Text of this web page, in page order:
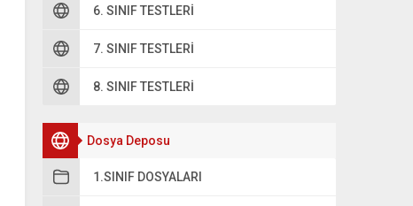
6. SINIF TESTLERI
7. SINIF TESTLERI
8. SINIF TESTLERI
Dosya Deposu
1.SINIF DOSYALARI
Sınav – İmtihan